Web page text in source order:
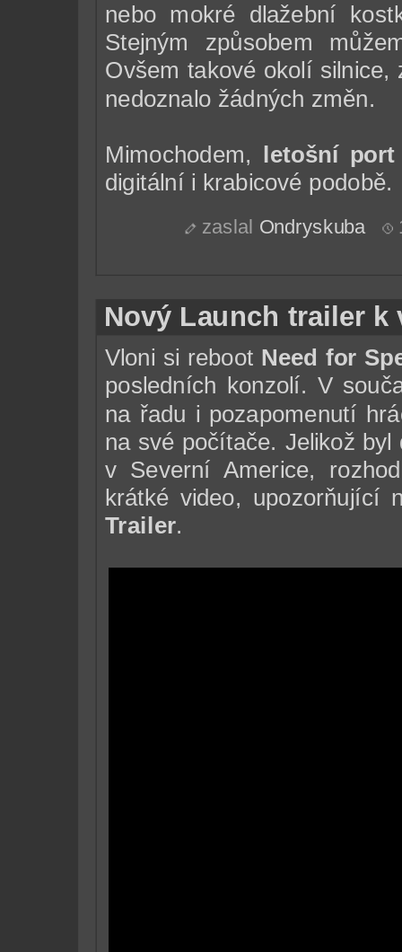
nebo mokré dlažební
Stejným způsobem
Ovšem takové okolí
nedoznalo žádných změn.
Mimochodem, letošní port
digitální i krabicové podobě.
zaslal Ondryskuba
Nový Launch trailer k
Vloni si reboot Need for
posledních konzolí. V
na řadu i pozapomenutí
na své počítače. Jelikož
v Severní Americe,
krátké video, upozorňující
Trailer.